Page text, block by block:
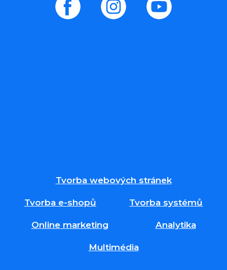
Tvorba webových stránek
Tvorba e-shopů Tvorba systémů
Online marketing Analytika
Multimédia